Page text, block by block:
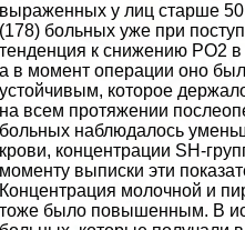
выраженных у лиц старше 50
(178) больных уже при
тенденция к снижению РО2
а в момент операции оно
устойчивым, которое
на всем протяжении
больных наблюдалось
крови, концентрации SH-
моменту выписки эти
Концентрация молочной и
тоже было повышенным. В